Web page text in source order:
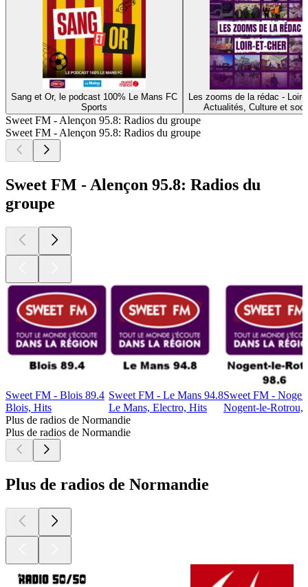
Sang et Or, le podcast 100% Le Mans FC
Sports
Les zooms de la rédac - Loir-
Actualités, Culture et
Sweet FM - Alençon 95.8: Radios du groupe
Sweet FM - Alençon 95.8: Radios du groupe
Sweet FM - Alençon 95.8: Radios du
groupe
Sweet FM - Blois 89.4
Blois, Hits
Sweet FM - Le Mans 94.8
Le Mans, Electro, Hits
Sweet FM -
Nogent-le-Rotrou,
Plus de radios de Normandie
Plus de radios de Normandie
Plus de radios de Normandie